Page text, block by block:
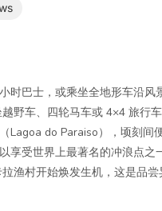
时巴士，或乘坐全地形车沿
野车、四轮马车或 4×4 旅行
Lagoa do Paraiso），顷刻
享受世界上最著名的冲浪点
渔村开始焕发生机，这是品尝